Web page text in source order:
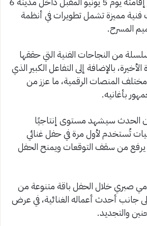
فنية مميزة تشمل تطويرات في أنظمة
المسرح.
من النجاحات الفنية التي حققها
بالإضافة إلى التفاعل الكبير الذي
المنصات الرقمية، ما عزز من
بأغانيه.
الحدث سيشهد مستوى إنتاجيًا
تُستخدم لأول مرة في حفل غنائي
يرفع من سقف التوقعات ويمنح الحفل
صبري خلال الحفل باقة متنوعة من
جانب أحدث أعماله الغنائية، في عرض
والتجديد.